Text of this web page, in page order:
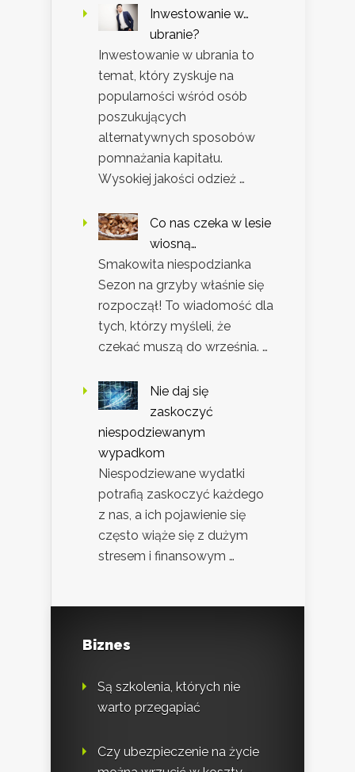
Inwestowanie w…
ubranie?
Inwestowanie w ubrania to
temat, który zyskuje na
popularności wśród osób
poszukujących
alternatywnych sposobów
pomnażania kapitału.
Wysokiej jakości odzież …
Co nas czeka w lesie
wiosną…
Smakowita niespodzianka
Sezon na grzyby właśnie się
rozpoczął! To wiadomość dla
tych, którzy myśleli, że
czekać muszą do września. …
Nie daj się
zaskoczyć
niespodziewanym
wypadkom
Niespodziewane wydatki
potrafią zaskoczyć każdego
z nas, a ich pojawienie się
często wiąże się z dużym
stresem i finansowym …
Biznes
Są szkolenia, których nie
warto przegapiać
Czy ubezpieczenie na życie